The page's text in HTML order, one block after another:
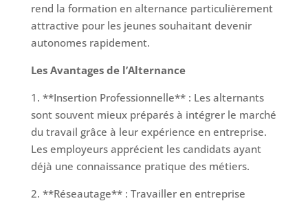
rend la formation en alternance particulièrement
attractive pour les jeunes souhaitant devenir
autonomes rapidement.
Les Avantages de l’Alternance
1. **Insertion Professionnelle** : Les alternants
sont souvent mieux préparés à intégrer le marché
du travail grâce à leur expérience en entreprise.
Les employeurs apprécient les candidats ayant
déjà une connaissance pratique des métiers.
2. **Réseautage** : Travailler en entreprise